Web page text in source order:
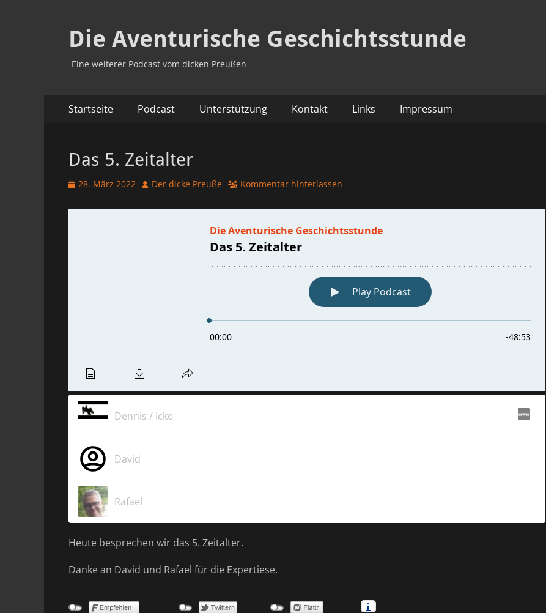
Die Aventurische Geschichtsstunde
Eine weiterer Podcast vom dicken Preußen
Primäres
Inhalt
Startseite Podcast Unterstützung Kontakt Links Impressum
Das 5. Zeitalter
Veröffentlicht
28. März 2022 AutorDer dicke Preuße Kommentar hinterlassen
Dennis / Icke
David
Rafael
Heute besprechen wir das 5. Zeitalter.
Danke an David und Rafael für die Expertiese.